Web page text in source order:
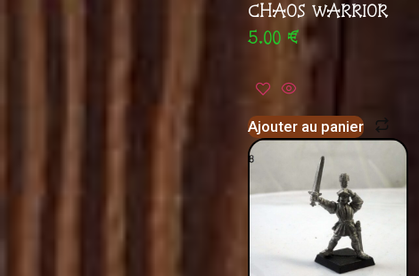
CHAOS WARRIOR
5.00 €
Ajouter au panier